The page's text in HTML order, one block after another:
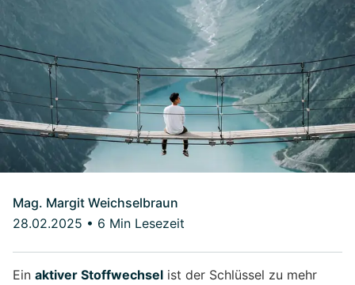
Mag. Margit Weichselbraun
28.02.2025 • 6 Min Lesezeit
Ein aktiver Stoffwechsel ist der Schlüssel zu mehr